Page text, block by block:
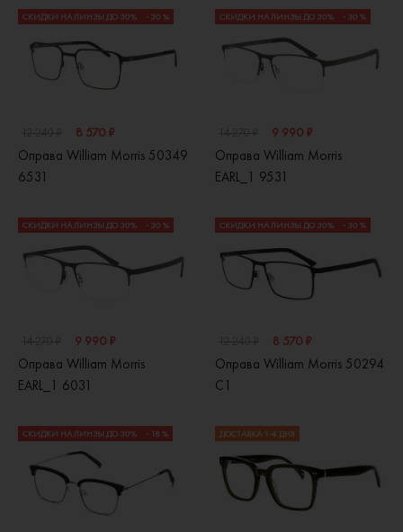
СКИДКИ НА ЛИНЗЫ ДО 30% - 30 %
8 570 ₽
Оправа William Morris 50349
6531
СКИДКИ НА ЛИНЗЫ ДО 30% - 30 %
9 990 ₽
Оправа William Morris
EARL_1 9531
СКИДКИ НА ЛИНЗЫ ДО 30% - 30 %
9 990 ₽
Оправа William Morris
EARL_1 6031
СКИДКИ НА ЛИНЗЫ ДО 30% - 30 %
8 570 ₽
Оправа William Morris 50294
C1
СКИДКИ НА ЛИНЗЫ ДО 30% - 18 % ДОСТАВКА 1-4 ДНЯ